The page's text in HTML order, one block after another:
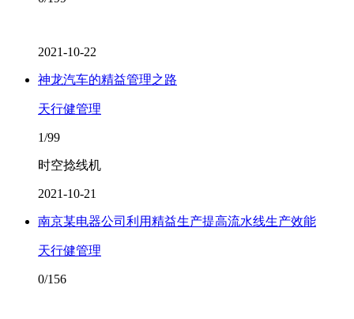
2021-10-22
神龙汽车的精益管理之路
天行健管理
1/99
时空捻线机
2021-10-21
南京某电器公司利用精益生产提高流水线生产效能
天行健管理
0/156